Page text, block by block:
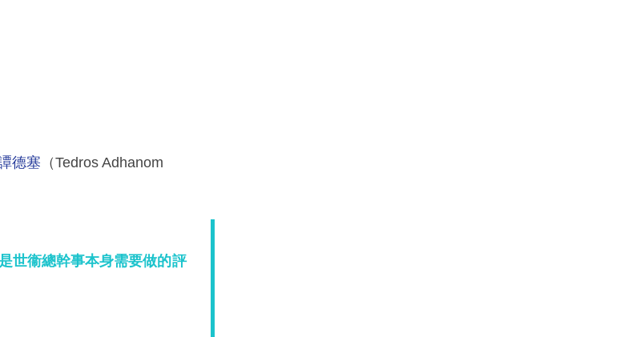
德塞 （Tedros Adhanom
世衞總幹事本身需要做的評